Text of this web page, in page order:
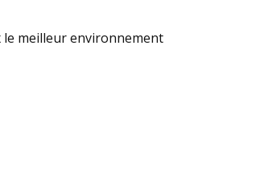
le meilleur environnement